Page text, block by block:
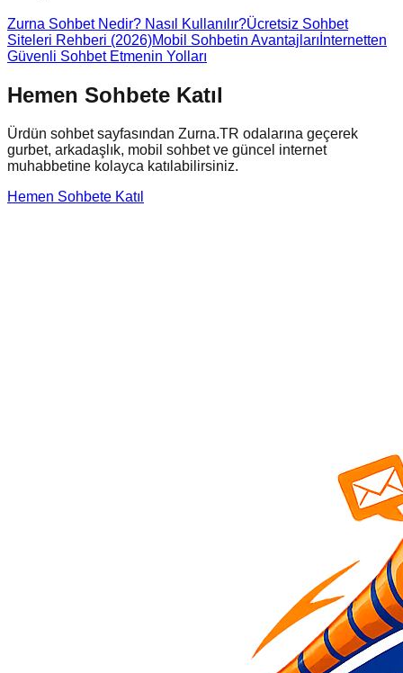
Zurna Sohbet Nedir? Nasıl Kullanılır?Ücretsiz Sohbet
Siteleri Rehberi (2026)Mobil Sohbetin Avantajları İnternetten
Güvenli Sohbet Etmenin Yolları
Hemen Sohbete Katıl
Ürdün sohbet sayfasından Zurna.TR odalarına geçerek
gurbet, arkadaşlık, mobil sohbet ve güncel internet
muhabbetine kolayca katılabilirsiniz.
Hemen Sohbete Katıl